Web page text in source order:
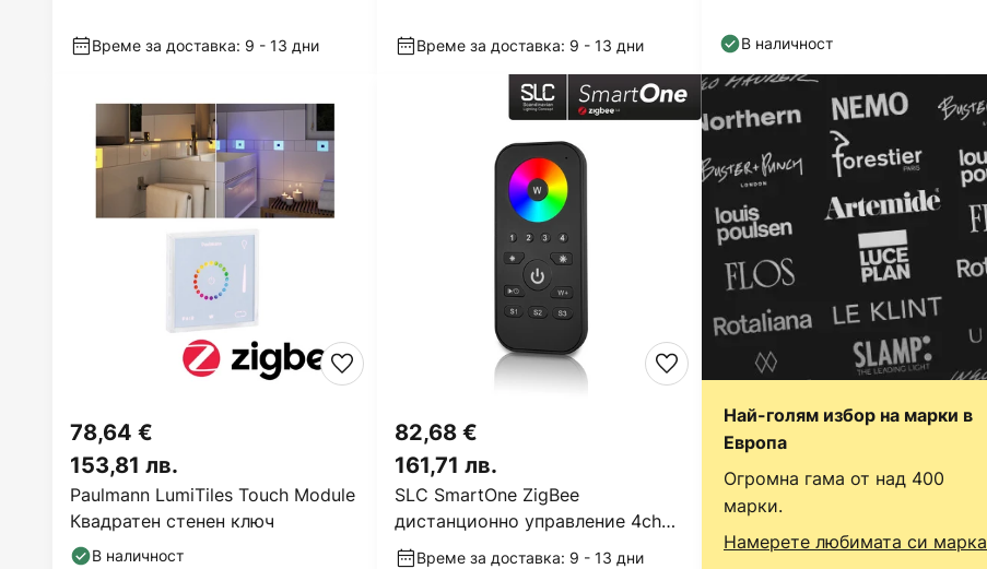
Време за доставка: 9 - 13 дни Време за доставка: 9 - 13 дни В наличност
Paulmann LumiTiles Touch Module
Квадратен стенен ключ
78,64 €
153,81 лв.
В наличност
SLC SmartOne ZigBee
дистанционно управление 4ch
RGB RGBW
82,68 €
161,71 лв.
Време за доставка: 9 - 13 дни
Най-голям избор на марки в
Европа
Огромна гама от над 400
марки.
Намерете любимата си марка